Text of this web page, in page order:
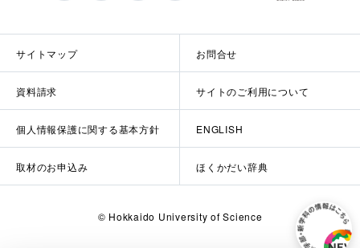
科
学
公
式
X
学
公
式
学
公
式
学
式
YouTube
サイトマップ お問合せ
資料請求 サイトのご利用について
個人情報保護に関する基本方針 ENGLISH
取材のお申込み ほくかだい辞典
© Hokkaido University of Science